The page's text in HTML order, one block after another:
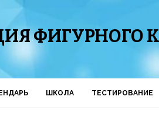
ФИГУРНОГО
ШКОЛА ТЕСТИРОВАНИЕ